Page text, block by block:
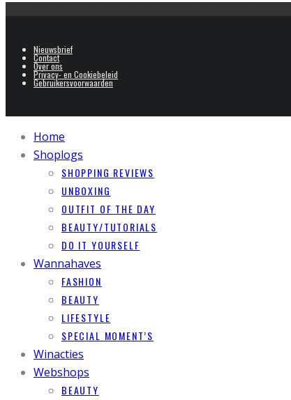
Nieuwsbrief
Contact
Over ons
Privacy- en Cookiebeleid
Gebruikersvoorwaarden
Home
Shoplogs
SHOPPING REVIEWS
UNBOXING
OUTFIT OF THE DAY
BEAUTY/TUTORIALS
DO IT YOURSELF
Wannahaves
FASHION
BEAUTY
LIFESTYLE
SPECIAL MOMENT’S
Winacties
Webshops
BEAUTY